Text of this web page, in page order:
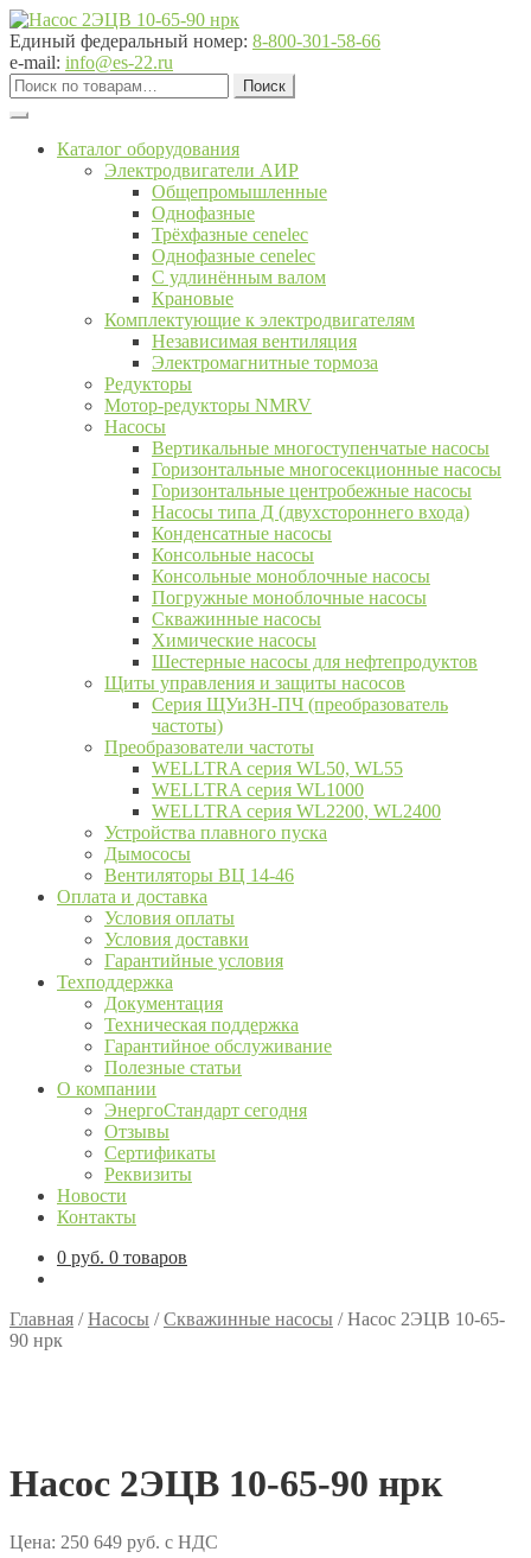
Перейти
к
навигации
Перейти
к
содержимому
Единый федеральный номер: 8-800-301-58-66
e-mail: info@es-22.ru
Искать:
Поиск
Каталог оборудования
Электродвигатели АИР
Общепромышленные
Однофазные
Трёхфазные cenelec
Однофазные cenelec
С удлинённым валом
Крановые
Комплектующие к электродвигателям
Независимая вентиляция
Электромагнитные тормоза
Редукторы
Мотор-редукторы NMRV
Насосы
Вертикальные многоступенчатые насосы
Горизонтальные многосекционные насосы
Горизонтальные центробежные насосы
Насосы типа Д (двухстороннего входа)
Конденсатные насосы
Консольные насосы
Консольные моноблочные насосы
Погружные моноблочные насосы
Скважинные насосы
Химические насосы
Шестерные насосы для нефтепродуктов
Щиты управления и защиты насосов
Серия ЩУиЗН-ПЧ (преобразователь
частоты)
Преобразователи частоты
WELLTRA cерия WL50, WL55
WELLTRA cерия WL1000
WELLTRA серия WL2200, WL2400
Устройства плавного пуска
Дымососы
Вентиляторы ВЦ 14-46
Оплата и доставка
Условия оплаты
Условия доставки
Гарантийные условия
Техподдержка
Документация
Техническая поддержка
Гарантийное обслуживание
Полезные статьи
О компании
ЭнергоСтандарт сегодня
Отзывы
Сертификаты
Реквизиты
Новости
Контакты
0 руб. 0 товаров
Главная /Насосы /Скважинные насосы /Насос 2ЭЦВ 10-65-
90 нрк
Насос 2ЭЦВ 10-65-90 нрк
Цена: 250 649 руб. с НДС